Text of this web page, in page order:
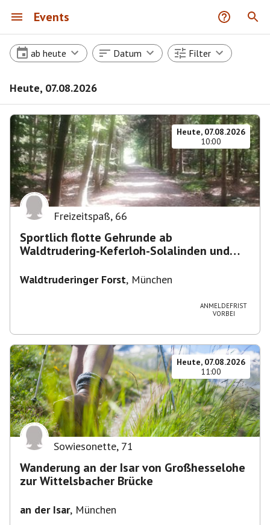
Events
ab heute Datum Filter
Heute, 07.08.2026
Heute, 07.08.2026
10:00
Freizeitspaß, 66
Sportlich flotte Gehrunde ab
Waldtrudering-Keferloh-Solalinden und
Waldtruderinger Forst, München
ANMELDEFRIST
VORBEI
Heute, 07.08.2026
11:00
Sowiesonette, 71
Wanderung an der Isar von Großhesselohe
zur Wittelsbacher Brücke
an der Isar, München